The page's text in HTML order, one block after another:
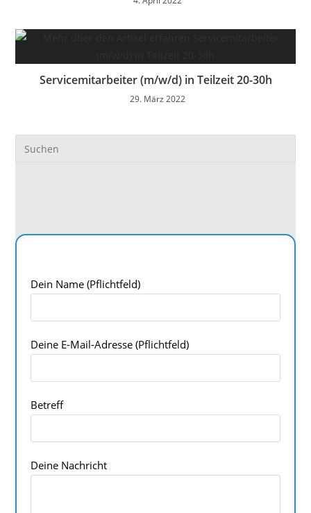
Servicemitarbeiter (m/w/d) in Teilzeit 20-30h
29. März 2022
Dein Name (Pflichtfeld)
Deine E-Mail-Adresse (Pflichtfeld)
Betreff
Deine Nachricht